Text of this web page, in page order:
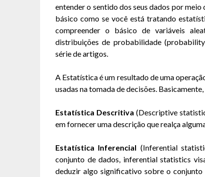
entender o sentido dos seus dados por
básico como se você está tratando
compreender o básico de variáveis
distribuições de probabilidade
série de artigos.
A Estatística é um resultado de uma
usadas na tomada de decisões.
Estatística Descritiva (Descriptive
em fornecer uma descrição que realça
Estatística Inferencial (Inferential
conjunto de dados, inferential statistics
deduzir algo significativo sobre o